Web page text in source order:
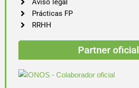
Aviso legal
Prácticas FP
RRHH
Partner oficial